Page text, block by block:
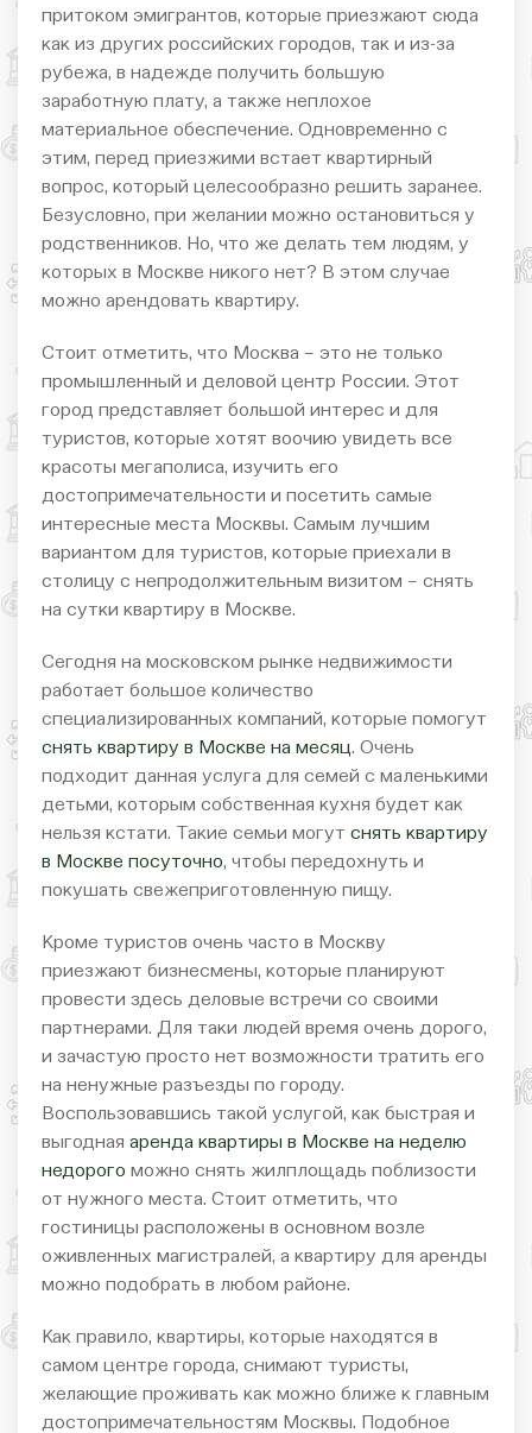
притоком эмигрантов, которые приезжают сюда
как из других российских городов, так и из-за
рубежа, в надежде получить большую
заработную плату, а также неплохое
материальное обеспечение. Одновременно с
этим, перед приезжими встает квартирный
вопрос, который целесообразно решить заранее.
Безусловно, при желании можно остановиться у
родственников. Но, что же делать тем людям, у
которых в Москве никого нет? В этом случае
можно арендовать квартиру.
Стоит отметить, что Москва – это не только
промышленный и деловой центр России. Этот
город представляет большой интерес и для
туристов, которые хотят воочию увидеть все
красоты мегаполиса, изучить его
достопримечательности и посетить самые
интересные места Москвы. Самым лучшим
вариантом для туристов, которые приехали в
столицу с непродолжительным визитом – снять
на сутки квартиру в Москве.
Сегодня на московском рынке недвижимости
работает большое количество
специализированных компаний, которые помогут
снять квартиру в Москве на месяц. Очень
подходит данная услуга для семей с маленькими
детьми, которым собственная кухня будет как
нельзя кстати. Такие семьи могут снять квартиру
в Москве посуточно, чтобы передохнуть и
покушать свежеприготовленную пищу.
Кроме туристов очень часто в Москву
приезжают бизнесмены, которые планируют
провести здесь деловые встречи со своими
партнерами. Для таки людей время очень дорого,
и зачастую просто нет возможности тратить его
на ненужные разъезды по городу.
Воспользовавшись такой услугой, как быстрая и
выгодная аренда квартиры в Москве на неделю
недорого можно снять жилплощадь поблизости
от нужного места. Стоит отметить, что
гостиницы расположены в основном возле
оживленных магистралей, а квартиру для аренды
можно подобрать в любом районе.
Как правило, квартиры, которые находятся в
самом центре города, снимают туристы,
желающие проживать как можно ближе к главным
достопримечательностям Москвы. Подобное